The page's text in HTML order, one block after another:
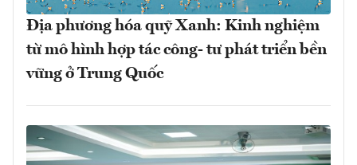
Địa phương hóa quỹ Xanh: Kinh nghiệm
từ mô hình hợp tác công- tư phát triển bền
vững ở Trung Quốc